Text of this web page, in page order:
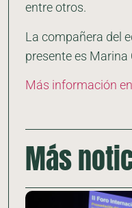
entre otros.
La compañera del
presente es Marina
Más información
Más